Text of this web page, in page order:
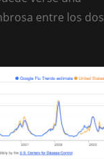
entre los dos